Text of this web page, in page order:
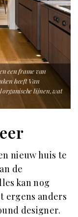
een frame van
heeft Van
organische lijnen, wat
nieuw huis te
de
kan nog
ergens anders
designer.